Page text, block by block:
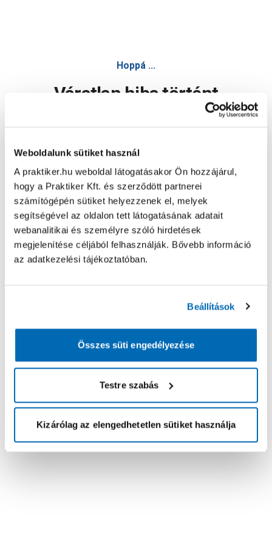
Weboldalunk sütiket használ
A praktiker.hu weboldal látogatásakor Ön hozzájárul,
hogy a Praktiker Kft. és szerződött partnerei
számítógépén sütiket helyezzenek el, melyek
segítségével az oldalon tett látogatásának adatait
webanalitikai és személyre szóló hirdetések
megjelenítése céljából felhasználják. Bővebb információ
az adatkezelési tájékoztatóban.
Beállítások
Összes süti engedélyezése
Testre szabás
Kizárólag az elengedhetetlen sütiket használja
Hoppá ...
Váratlan hiba történt
Oldal újratöltése